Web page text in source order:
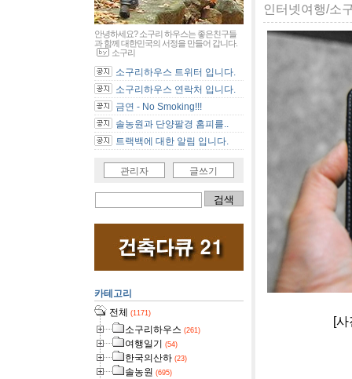
인터넷여행/소
[사진]아
안녕하세요? 소구리 하우스는 좋은친구들
과 함께 대한민국의 서정을 만들어 갑니다.
소구리
소구리하우스 트위터 입니다.
소구리하우스 연락처 입니다.
금연 - No Smoking!!!
솔농원과 단양팔경 홈피를..
트랙백에 대한 알림 입니다.
관리자 글쓰기
카테고리
전체 (1171)
소구리하우스 (261)
여행일기 (54)
한국의산하 (23)
솔농원 (695)